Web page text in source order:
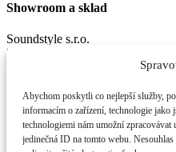
Abychom poskytli co nejlepší služby,
informacím o zařízení, technologie jako
technologiemi nám umožní
jedinečná ID na tomto webu.
Showroom a sklad
Soundstyle s.r.o.
Zašovská 750
Důležité
Obchodní podmínky